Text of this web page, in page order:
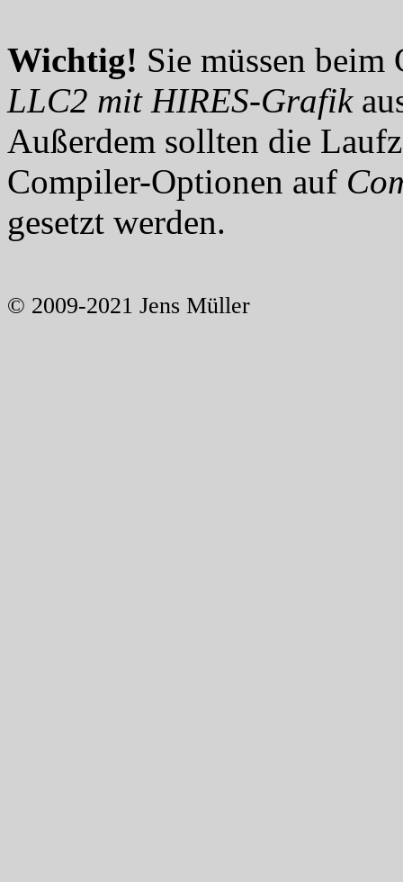
Wichtig! Sie müssen
LLC2 mit HIRES-Grafik
Außerdem sollten die
Compiler-Optionen auf
gesetzt werden.
© 2009-2021 Jens Müller